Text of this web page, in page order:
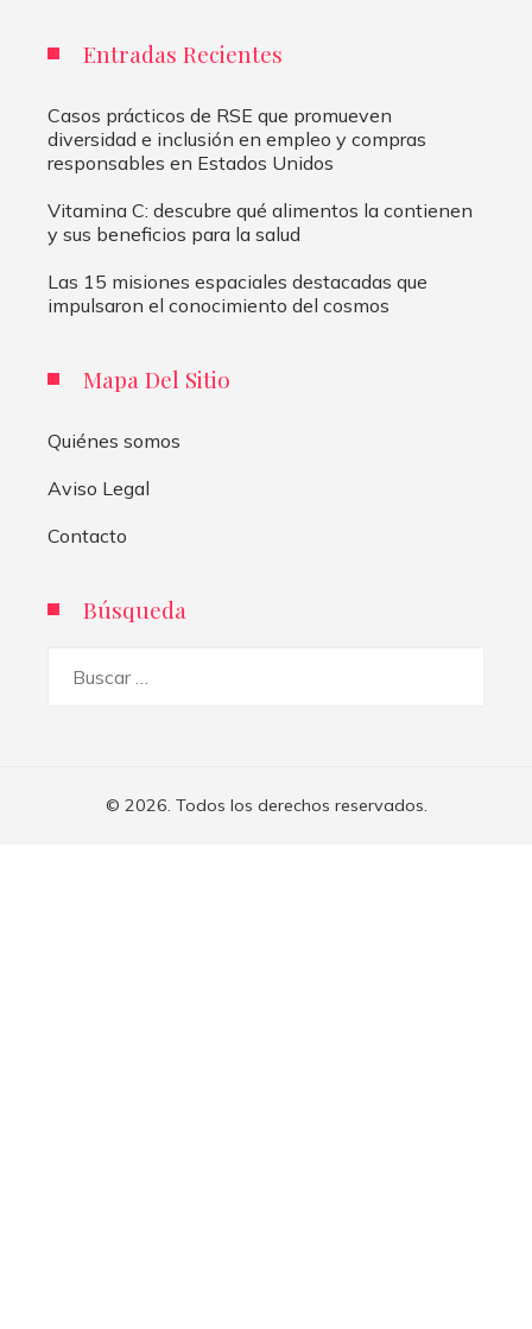
Entradas Recientes
Casos prácticos de RSE que promueven
diversidad e inclusión en empleo y compras
responsables en Estados Unidos
Vitamina C: descubre qué alimentos la contienen
y sus beneficios para la salud
Las 15 misiones espaciales destacadas que
impulsaron el conocimiento del cosmos
Mapa Del Sitio
Quiénes somos
Aviso Legal
Contacto
Búsqueda
© 2026. Todos los derechos reservados.